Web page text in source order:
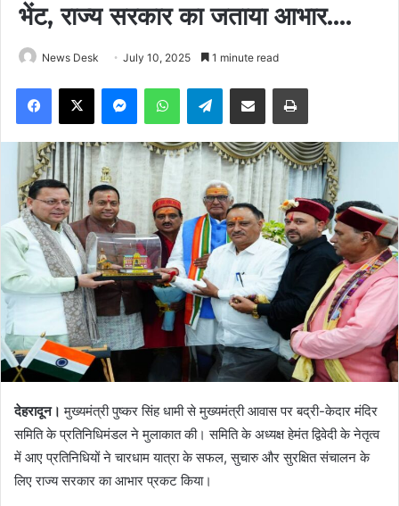
भेंट, राज्य सरकार का जताया आभार….
News Desk July 10, 2025 1 minute read
Facebook
X MessengerWhatsAppTelegramShare via Email Print
देहरादून। मुख्यमंत्री पुष्कर सिंह धामी से मुख्यमंत्री आवास पर बद्री-केदार मंदिर
समिति के प्रतिनिधिमंडल ने मुलाकात की। समिति के अध्यक्ष हेमंत द्विवेदी के नेतृत्व
में आए प्रतिनिधियों ने चारधाम यात्रा के सफल, सुचारु और सुरक्षित संचालन के
लिए राज्य सरकार का आभार प्रकट किया।